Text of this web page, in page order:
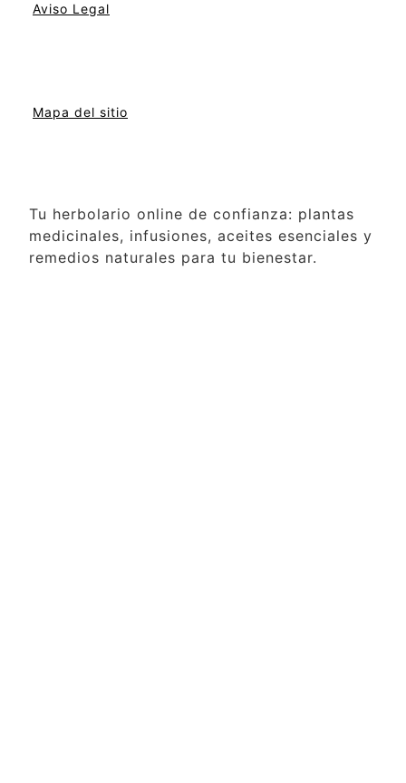
Aviso Legal
Mapa del sitio
Tu herbolario online de confianza: plantas
medicinales, infusiones, aceites esenciales y
remedios naturales para tu bienestar.